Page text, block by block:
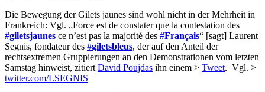
Die Bewegung der Gilets jaunes sind wohl nicht in der Mehrheit in
Frankreich: Vgl. „Force est de constater que la contestation des
#giletsjaunes ce n’est pas la majorité des #Français“ [sagt] Laurent
Segnis, fondateur des #giletsbleus, der auf den Anteil der
rechtsextremen Gruppierungen an den Demonstrationen vom letzten
Samstag hinweist, zitiert David Poujdas ihn einem > Tweet. Vgl. >
twitter.com/LSEGNIS